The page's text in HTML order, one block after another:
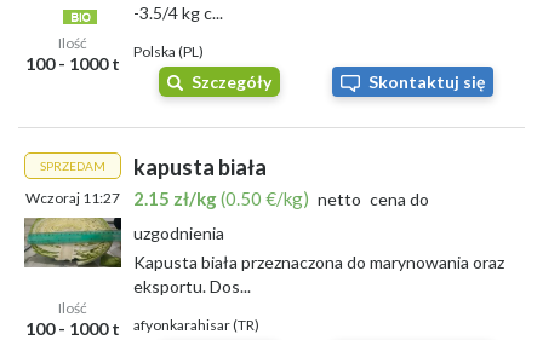
Ilość
100 - 1000 t
-3.5/4 kg c...
Polska (PL)
Szczegóły Skontaktuj się
SPRZEDAM
Wczoraj 11:27
Ilość
100 - 1000 t
kapusta biała
2.15 zł/kg(0.50 €/kg) netto cena do
uzgodnienia
Kapusta biała przeznaczona do marynowania oraz
eksportu. Dos...
afyonkarahisar (TR)